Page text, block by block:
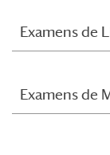
Examens de
Examens de